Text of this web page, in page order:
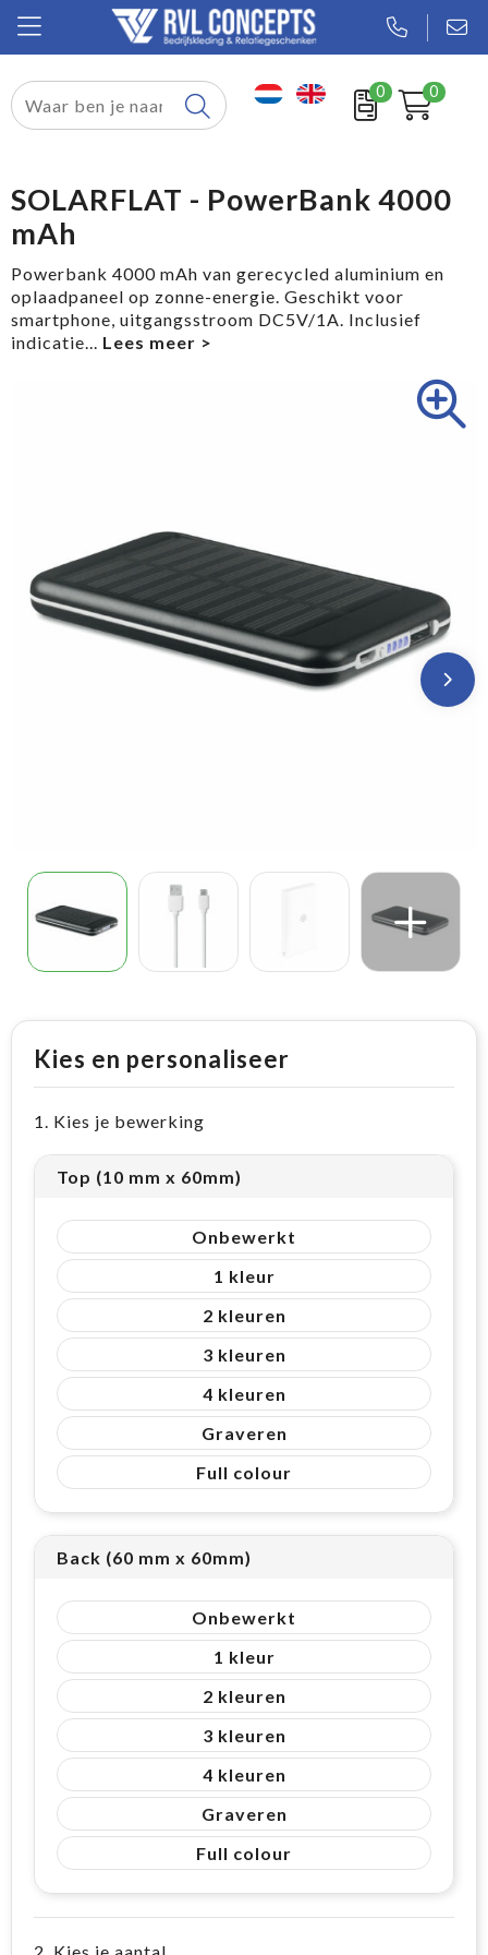
0 0
Relatiegeschenken
Tassen
Sport
Werkkleding
SOLARFLAT - PowerBank 4000
mAh
Powerbank 4000 mAh van gerecycled aluminium en
oplaadpaneel op zonne-energie. Geschikt voor
smartphone, uitgangsstroom DC5V/1A. Inclusief
indicatie...
Kies en personaliseer
1. Kies je bewerking
Top (10 mm x 60mm)
Onbewerkt
1
2
3
4
Graveren
Full colour
Back (60 mm x 60mm)
Onbewerkt
1
2
3
4
Graveren
Full colour